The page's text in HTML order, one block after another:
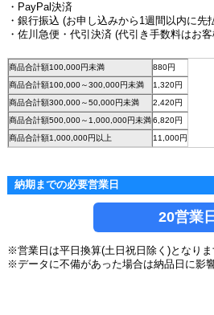
・PayPal決済
・銀行振込 (お申し込みから1週間以内に先
・佐川急便・代引決済 (代引き手数料はお
商品合計額100,000円未満
880円
商品合計額100,000～300,000円未満
1,320円
商品合計額300,000～50,000円未満
2,420円
商品合計額500,000～1,000,000円未満6,820円
商品合計額1,000,000円以上
11,000円
納期までの必要営業日
20営業日
※営業日は平日換算(土日祝日除く)となりま
※データに不備があった場合は納品日に影